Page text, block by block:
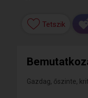
Tetszik
Gazdag, őszinte,